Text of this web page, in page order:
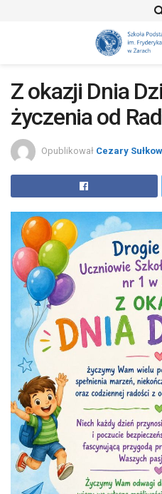
Z okazji Dnia
życzenia od
Opublikował Cezary